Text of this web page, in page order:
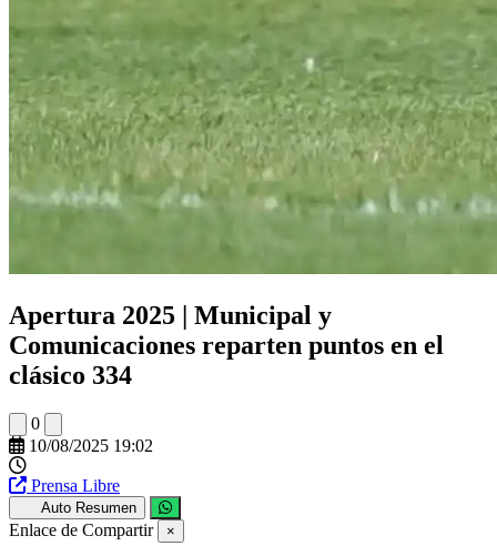
Apertura 2025 | Municipal y
Comunicaciones reparten puntos en el
clásico 334
0
10/08/2025 19:02
Prensa Libre
Auto Resumen
Enlace de Compartir ×